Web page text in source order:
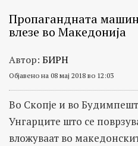
Пропагандната
влезе во Македонија
Автор: БИРН
Објавено на 08 мај 2018 во 12:03
Во Скопје и во
Унгарците што се
вложуваат во